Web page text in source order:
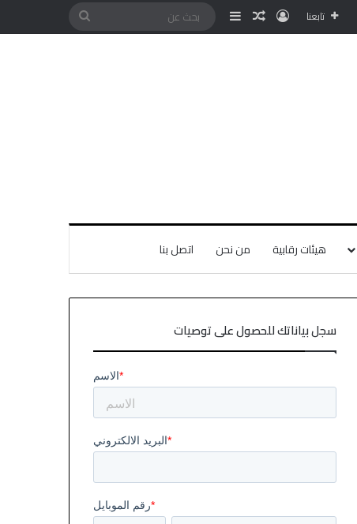
تابعنا
هيئات رقابية من نحن اتصل بنا
سجل بياناتك للحصول على توصيات